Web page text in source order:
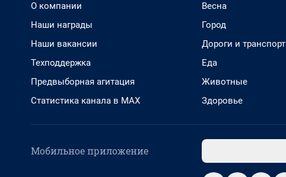
О компании
Наши награды
Наши вакансии
Техподдержка
Предвыборная агитация
Статистика канала в MAX
Весна
Город
Дороги и транспорт
Еда
Животные
Здоровье
Мобильное приложение